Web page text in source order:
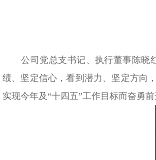
公司党总支书记、执行董事陈晓
绩、坚定信心，看到潜力、坚定方向
实现今年及 “十四五”工作目标而奋勇前